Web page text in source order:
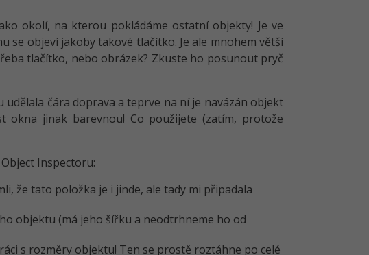
okolí, na kterou pokládáme ostatní objekty! Je ve
se objeví jakoby takové tlačítko. Je ale mnohem větší
tlačítko, nebo obrázek? Zkuste ho posunout pryč
udělala čára doprava a teprve na ní je navázán objekt
okna jinak barevnou! Co použijete (zatím, protože
Inspectoru:
že tato položka je i jinde, ale tady mi připadala
objektu (má jeho šířku a neodtrhneme ho od
s rozměry objektu! Ten se prostě roztáhne po celé